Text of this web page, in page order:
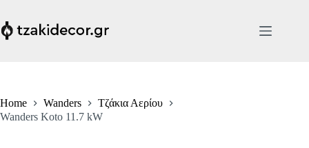
content
Home Wanders
Τζάκια Αερίου
Wanders Koto 11.7 kW